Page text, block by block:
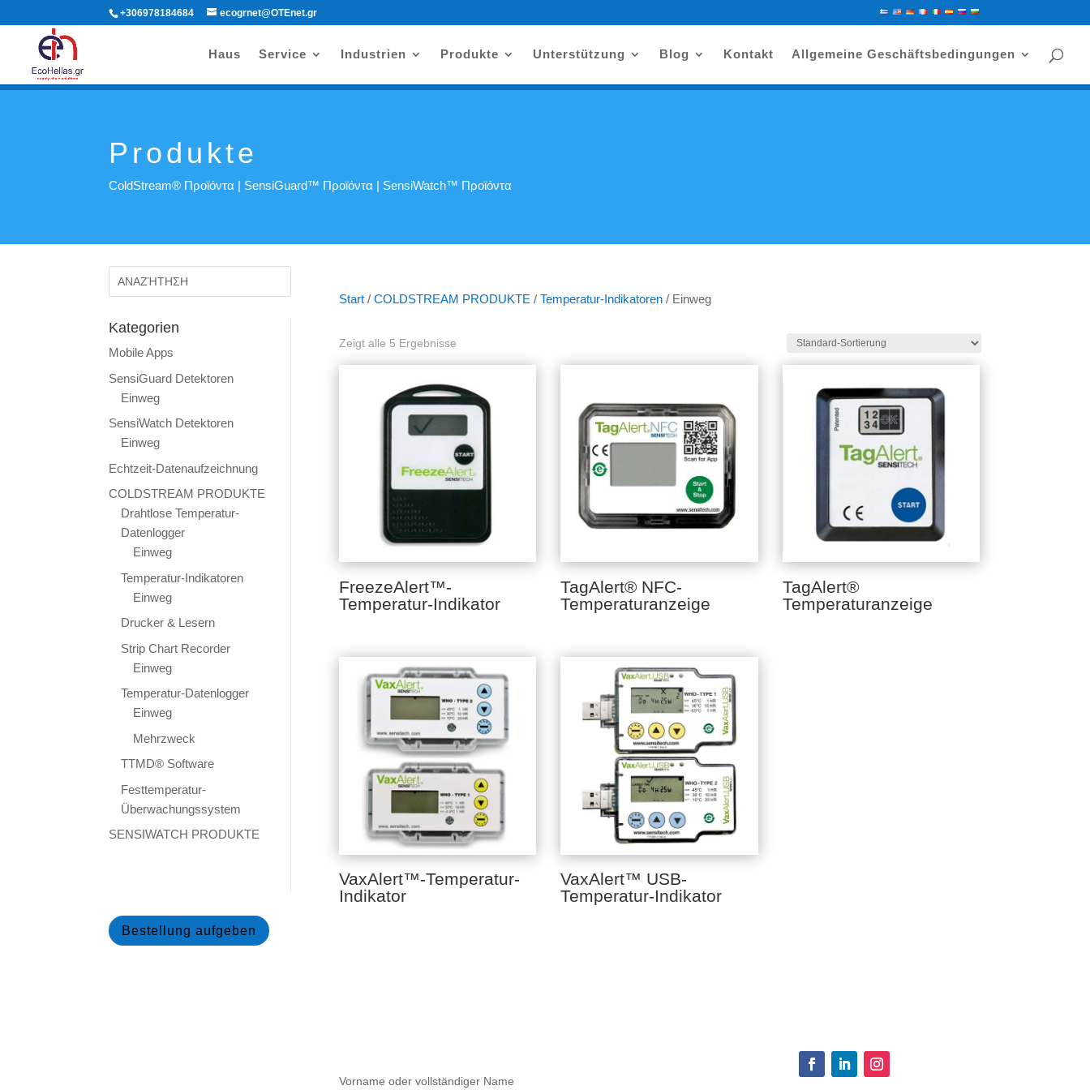
+306978184684 ecogrnet@OTEnet.gr
Haus Service Industrien Produkte Unterstützung Blog Kontakt Allgemeine Geschäftsbedingungen
Produkte
ColdStream® Προϊόντα | SensiGuard™ Προϊόντα | SensiWatch™ Προϊόντα
Kategorien
Mobile Apps
SensiGuard Detektoren
Einweg
SensiWatch Detektoren
Einweg
Echtzeit-Datenaufzeichnung
COLDSTREAM PRODUKTE
Drahtlose Temperatur-
Datenlogger
Einweg
Temperatur-Indikatoren
Einweg
Drucker & Lesern
Strip Chart Recorder
Einweg
Temperatur-Datenlogger
Einweg
Mehrzweck
TTMD® Software
Festtemperatur-
Überwachungssystem
SENSIWATCH PRODUKTE
Bestellung aufgeben
Start/ COLDSTREAM PRODUKTE/ Temperatur-Indikatoren/ Einweg
Zeigt alle 5 Ergebnisse
FreezeAlert™-
Temperatur-Indikator
TagAlert® NFC-
Temperaturanzeige
TagAlert®
Temperaturanzeige
VaxAlert™-Temperatur-
Indikator
VaxAlert™ USB-
Temperatur-Indikator
Vorname oder vollständiger Name